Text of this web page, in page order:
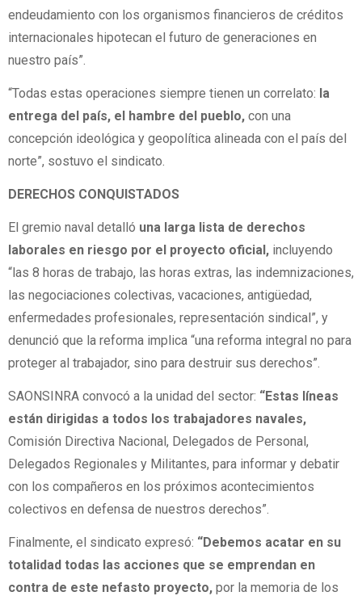
endeudamiento con los organismos financieros de créditos
internacionales hipotecan el futuro de generaciones en
nuestro país”.
“Todas estas operaciones siempre tienen un correlato: la
entrega del país, el hambre del pueblo, con una
concepción ideológica y geopolítica alineada con el país del
norte”, sostuvo el sindicato.
DERECHOS CONQUISTADOS
El gremio naval detalló una larga lista de derechos
laborales en riesgo por el proyecto oficial, incluyendo
“las 8 horas de trabajo, las horas extras, las indemnizaciones,
las negociaciones colectivas, vacaciones, antigüedad,
enfermedades profesionales, representación sindical”, y
denunció que la reforma implica “una reforma integral no para
proteger al trabajador, sino para destruir sus derechos”.
SAONSINRA convocó a la unidad del sector: “Estas líneas
están dirigidas a todos los trabajadores navales,
Comisión Directiva Nacional, Delegados de Personal,
Delegados Regionales y Militantes, para informar y debatir
con los compañeros en los próximos acontecimientos
colectivos en defensa de nuestros derechos”.
Finalmente, el sindicato expresó: “Debemos acatar en su
totalidad todas las acciones que se emprendan en
contra de este nefasto proyecto, por la memoria de los